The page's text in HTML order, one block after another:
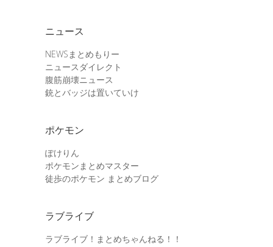
ニュース
NEWSまとめもりー
ニュースダイレクト
腹筋崩壊ニュース
銃とバッジは置いていけ
ポケモン
ぽけりん
ポケモンまとめマスター
徒歩のポケモン まとめブログ
ラブライブ
ラブライブ！まとめちゃんねる！！